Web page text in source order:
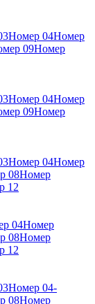
Номер 04Номер
09Номер
Номер 04Номер
09Номер
Номер 04Номер
08Номер
12
04Номер
08Номер
12
Номер 04-
08Номер